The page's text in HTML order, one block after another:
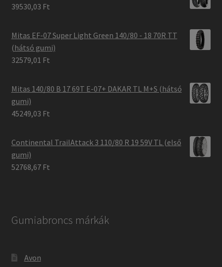
39530,03 Ft
Mitas EF-07 Super Light Green 140/80 - 18 70R TT
(hátsó gumi)
32579,01 Ft
Mitas 140/80 B 17 69T E-07+ DAKAR TL M+S (hátsó
gumi)
45249,03 Ft
Continental TrailAttack 3 110/80 R 19 59V TL (első
gumi)
52768,67 Ft
Gumiabroncs márkák
Avon